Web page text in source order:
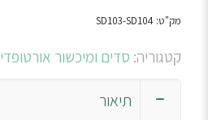
מק"ט: SD103-SD104
קטגוריה: סדים ומיכשור אורטופדי
תיאור